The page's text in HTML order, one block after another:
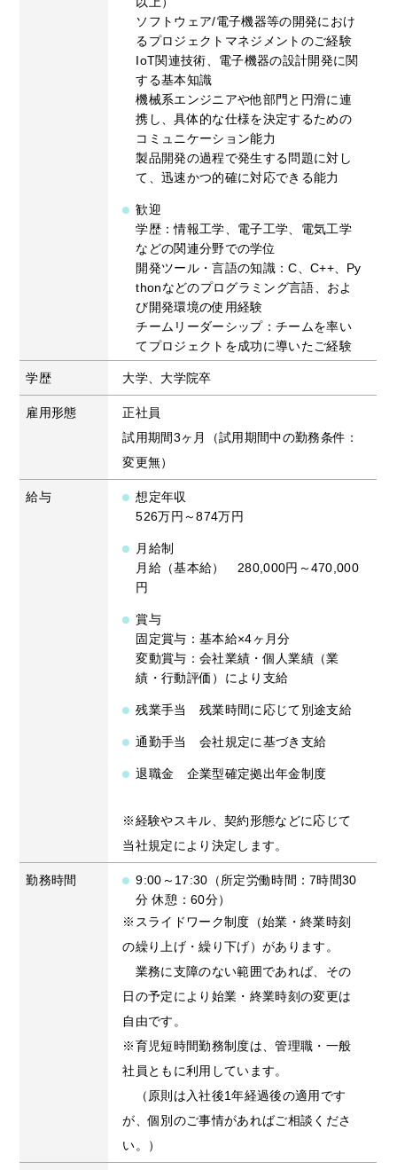
ソフトウェア/電子機器等の開発におけ
るプロジェクトマネジメントのご経験
IoT関連技術、電子機器の設計開発に関
する基本知識
機械系エンジニアや他部門と円滑に連
携し、具体的な仕様を決定するための
コミュニケーション能力
製品開発の過程で発生する問題に対し
て、迅速かつ的確に対応できる能力
歓迎
学歴：情報工学、電子工学、電気工学
などの関連分野での学位
開発ツール・言語の知識：C、C++、Py
thonなどのプログラミング言語、およ
び開発環境の使用経験
チームリーダーシップ：チームを率い
てプロジェクトを成功に導いたご経験
学歴 大学、大学院卒
雇用形態
正社員
試用期間3ヶ月（試用期間中の勤務条件：
変更無）
給与
想定年収
526万円～874万円
月給制
月給（基本給） 280,000円～470,000
円
賞与
固定賞与：基本給×4ヶ月分
変動賞与：会社業績・個人業績（業
績・行動評価）により支給
残業手当 残業時間に応じて別途支給
通勤手当 会社規定に基づき支給
退職金 企業型確定拠出年金制度
※経験やスキル、契約形態などに応じて
当社規定により決定します。
勤務時間
9:00～17:30（所定労働時間：7時間30
分 休憩：60分）
※スライドワーク制度（始業・終業時刻
の繰り上げ・繰り下げ）があります。
業務に支障のない範囲であれば、その
日の予定により始業・終業時刻の変更は
自由です。
※育児短時間勤務制度は、管理職・一般
社員ともに利用しています。
（原則は入社後1年経過後の適用です
が、個別のご事情があればご相談くださ
い。）